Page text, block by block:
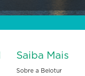
Saiba Mais
Sobre a Belotur